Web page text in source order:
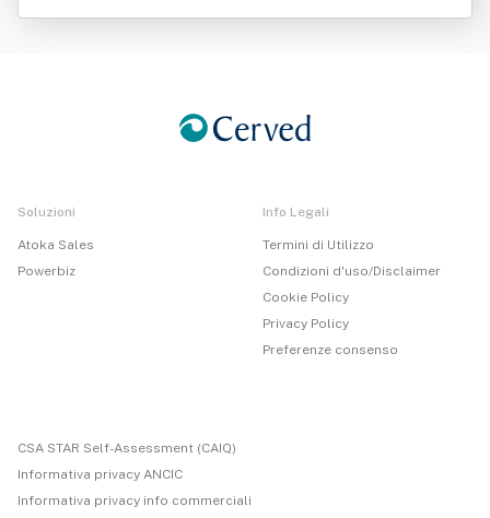
a
Soluzioni
Atoka Sales
Powerbiz
Info Legali
Termini di Utilizzo
Condizioni d'uso/Disclaimer
Cookie Policy
Privacy Policy
Preferenze consenso
CSA STAR Self-Assessment (CAIQ)
Informativa privacy ANCIC
Informativa privacy info commerciali